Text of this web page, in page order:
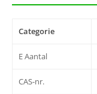
Categorie
E Aantal
CAS-nr.